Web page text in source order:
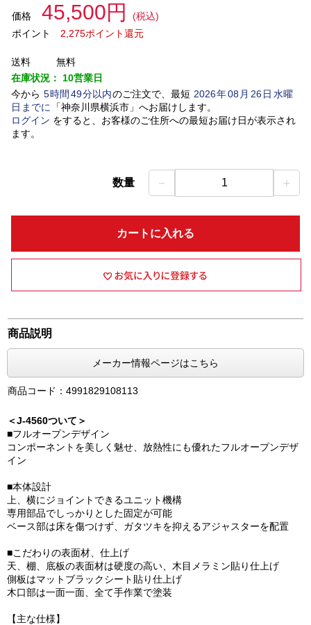
価格 45,500円
(税込)
ポイント
2,275ポイント還元
送料
無料
在庫状況： 10営業日
今から 5時間 49分以内のご注文で、最短 2026年08 月 26日水曜
日 までに 「神奈川県横浜市」 へお届けします。
ログイン をすると、お客様のご住所への最短お届け日が表示され
ます。
数量 － 1 ＋
カートに入れる
商品説明
メーカー情報ページはこちら
商品コード：4991829108113
＜J-4560ついて＞
■フルオープンデザイン
コンポーネントを美しく魅せ、放熱性にも優れたフルオープンデザ
イン
■本体設計
上、横にジョイントできるユニット機構
専用部品でしっかりとした固定が可能
ベース部は床を傷つけず、ガタツキを抑えるアジャスターを配置
■こだわりの表面材、仕上げ
天、棚、底板の表面材は硬度の高い、木目メラミン貼り仕上げ
側板はマットブラックシート貼り仕上げ
木口部は一面一面、全て手作業で塗装
【主な仕様】